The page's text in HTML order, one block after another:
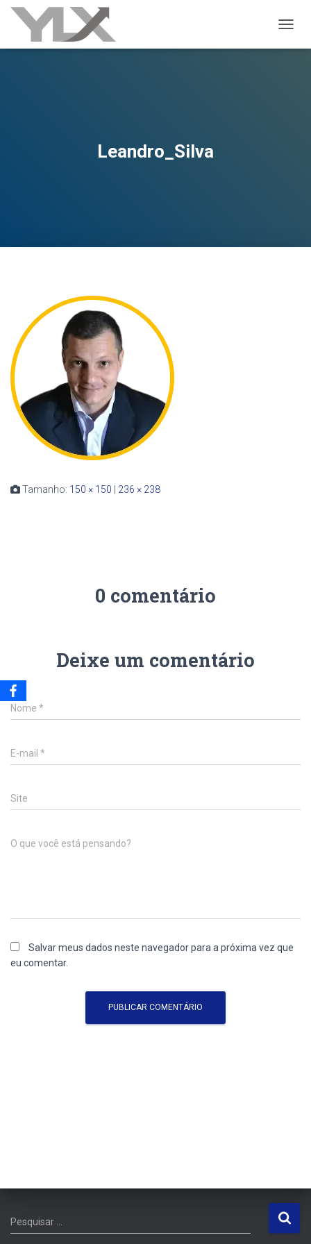
Leandro_Silva
Tamanho: 150 × 150 236 × 238
0 comentário
Deixe um comentário
Nome *
E-mail *
Site
O que você está pensando?
Salvar meus dados neste navegador para a próxima vez que
eu comentar.
P
e
Pesquisar …